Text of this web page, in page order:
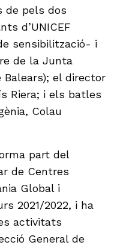
de pels dos
d’UNICEF
sensibilització- i
de la Junta
Balears); el director
Riera; i els batles
Colau
part del
de Centres
Global i
2021/2022, i ha
activitats
General de